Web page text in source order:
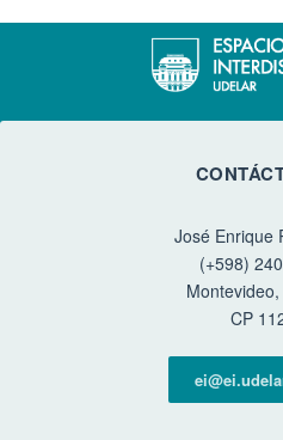
José Enrique
(+598)
CP